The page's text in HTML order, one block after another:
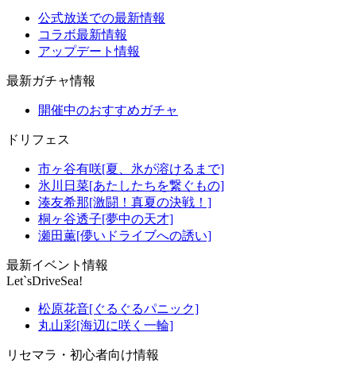
公式放送での最新情報
コラボ最新情報
アップデート情報
最新ガチャ情報
開催中のおすすめガチャ
ドリフェス
市ヶ谷有咲[夏、氷が溶けるまで]
氷川日菜[あたしたちを繋ぐもの]
湊友希那[激闘！真夏の決戦！]
桐ヶ谷透子[夢中の天才]
瀬田薫[儚いドライブへの誘い]
最新イベント情報
Let`sDriveSea!
松原花音[ぐるぐるパニック]
丸山彩[海辺に咲く一輪]
リセマラ・初心者向け情報